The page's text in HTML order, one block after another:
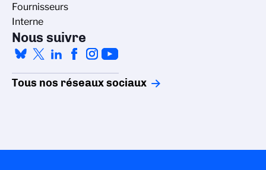
Fournisseurs
Interne
Nous suivre
Tous nos réseaux sociaux
Gestion des cookies